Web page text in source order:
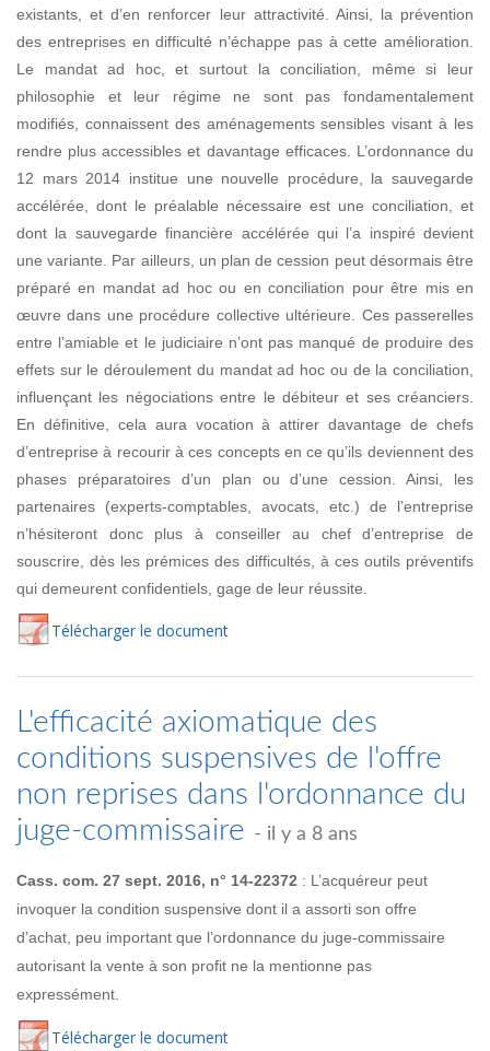
existants, et d’en renforcer leur attractivité. Ainsi, la prévention
des entreprises en difficulté n’échappe pas à cette amélioration.
Le mandat ad hoc, et surtout la conciliation, même si leur
philosophie et leur régime ne sont pas fondamentalement
modifiés, connaissent des aménagements sensiblesvisant à les
rendre plus accessibles et davantage efficaces. L’ordonnance du
12 mars 2014 institue une nouvelle procédure, la sauvegarde
accélérée, dont le préalable nécessaire est une conciliation, et
dont la sauvegarde financière accélérée qui l’a inspiré devient
une variante. Par ailleurs, un plan de cession peut désormais être
préparé en mandat ad hoc ou en conciliation pour être mis en
œuvre dans une procédure collective ultérieure. Ces passerelles
entre l’amiable et le judiciaire n’ont pas manqué de produire des
effets sur le déroulement du mandat ad hoc ou de la conciliation,
influençant les négociations entre le débiteur et ses créanciers.
En définitive, cela aura vocation à attirer davantage de chefs
d’entreprise à recourir à ces concepts en ce qu’ils deviennent des
phases préparatoires d’un plan ou d’une cession. Ainsi, les
partenaires (experts-comptables, avocats, etc.) de l’entreprise
n’hésiteront donc plus à conseiller au chef d’entreprise de
souscrire, dès les prémices des difficultés, à ces outils préventifs
qui demeurent confidentiels, gage de leur réussite.
Télécharger le document
L'efficacité axiomatique des
conditions suspensives de l'offre
non reprises dans l'ordonnance du
juge-commissaire - il y a 8 ans
Cass. com. 27 sept. 2016, n° 14-22372 : L’acquéreur peut
invoquer la condition suspensive dont il a assorti son offre
d’achat, peu important que l’ordonnance du juge-commissaire
autorisant la vente à son profit ne la mentionne pas
expressément.
Télécharger le document